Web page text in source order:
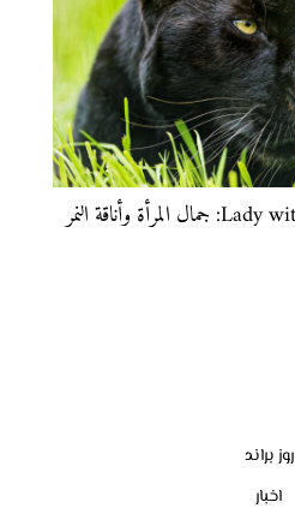
اكتشف لوحة Lady with Panther: جمال المرأة وأناقة النمر
روز براند
اخبار